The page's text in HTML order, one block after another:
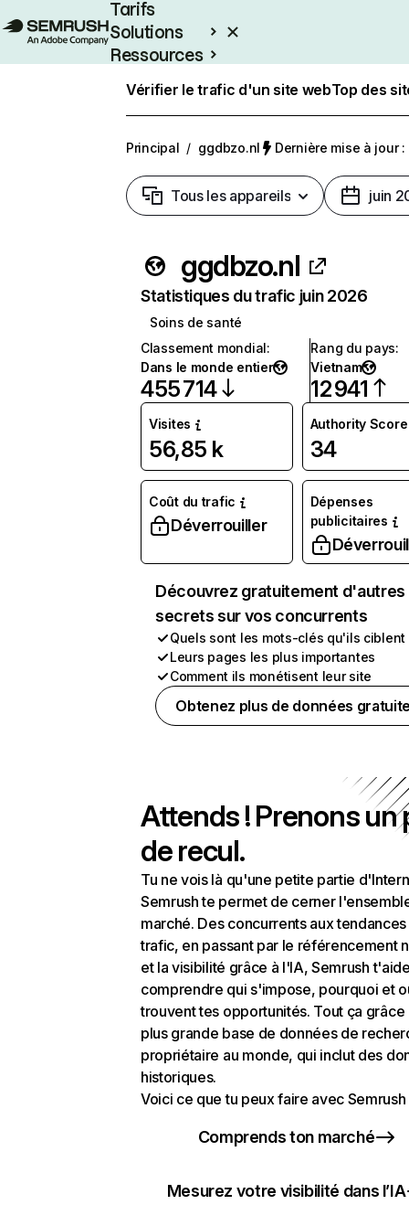
Tarifs
Solutions
Ressources
Vérifier le trafic d'un site webTop des
Principal / ggdbzo.nl Dernière mise à jour
Tous les appareils juin
ggdbzo.nl
Statistiques du trafic juin 2026
Soins de santé
Classement mondial:
Dans le monde entier
455 714
Rang du pays:
Vietnam
12 941
Visites
56,85 k
Authority Score
34
Coût du trafic
Déverrouiller
Dépenses
publicitaires
Découvrez gratuitement d'autres
secrets sur vos concurrents
Quels sont les mots-clés qu'ils ciblent
Leurs pages les plus importantes
Comment ils monétisent leur site
Obtenez plus de données
Attends ! Prenons un
de recul.
Tu ne vois là qu'une petite partie
Semrush te permet de cerner
marché. Des concurrents aux
trafic, en passant par le référencement
et la visibilité grâce à l'IA, Semrush
comprendre qui s'impose, pourquoi et
trouvent tes opportunités. Tout ça grâce
plus grande base de données de
propriétaire au monde, qui inclut des
historiques.
Voici ce que tu peux faire avec Semrush
Comprends ton marché
Mesurez votre visibilité dans l’IA